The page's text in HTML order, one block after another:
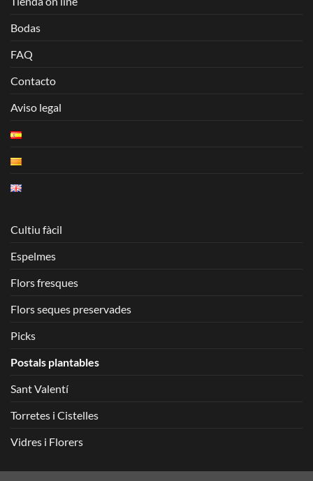
Bodas
FAQ
Contacto
Aviso legal
Cultiu fàcil
Espelmes
Flors fresques
Flors seques preservades
Picks
Postals plantables
Sant Valentí
Torretes i Cistelles
Vidres i Florers